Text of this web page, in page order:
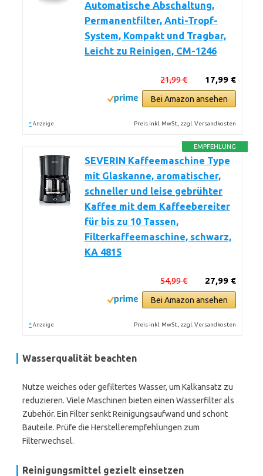
Automatische Abschaltung,
Permanentfilter, Anti-Tropf-
System, Kompakt und Tragbar,
Leicht zu Reinigen, CM-1246
17,99 €
21,99 €
Bei Amazon ansehen
* Anzeige Preis inkl. MwSt., zzgl. Versandkosten
EMPFEHLUNG
SEVERIN Kaffeemaschine Type
mit Glaskanne, aromatischer,
schneller und leise gebrühter
Kaffee mit dem Kaffeebereiter
für bis zu 10 Tassen,
Filterkaffeemaschine, schwarz,
KA 4815
27,99 €
54,99 €
Bei Amazon ansehen
* Anzeige Preis inkl. MwSt., zzgl. Versandkosten
Wasserqualität beachten
Nutze weiches oder gefiltertes Wasser, um Kalkansatz zu
reduzieren. Viele Maschinen bieten einen Wasserfilter als
Zubehör. Ein Filter senkt Reinigungsaufwand und schont
Bauteile. Prüfe die Herstellerempfehlungen zum
Filterwechsel.
Reinigungsmittel gezielt einsetzen